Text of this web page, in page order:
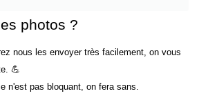
photos ?
nous les envoyer très facilement, on vous
💪
n'est pas bloquant, on fera sans.